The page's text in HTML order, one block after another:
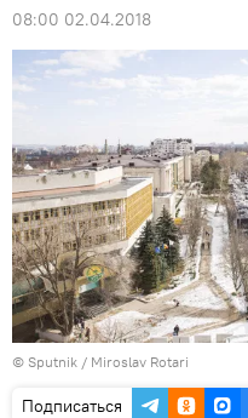
08:00 02.04.2018
© Sputnik / Miroslav Rotari
Подписаться